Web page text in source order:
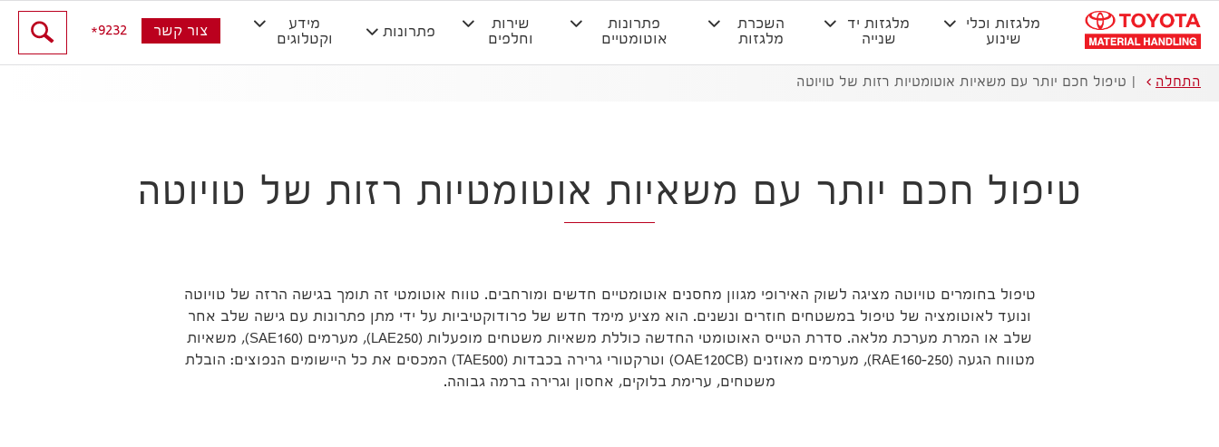
מלגזות וכלי
שינוע
מלגזות יד
שנייה
השכרת
מלגזות
פתרונות
אוטומטיים
שירות
וחלפים
פתרונות
מידע
וקטלוגים
צור קשר 9232
התחלה טיפול חכם יותר עם משאיות אוטומטיות רזות של טויוטה
טיפול חכם יותר עם משאיות אוטומטיות רזות של טויוטה
טיפול בחומרים טויוטה מציגה לשוק האירופי מגוון מחסנים אוטומטיים חדשים ומורחבים. טווח אוטומטי זה תומך בגישה הרזה של טויוטה
ונועד לאוטומציה של טיפול במשטחים חוזרים ונשנים. הוא מציע מימד חדש של פרודוקטיביות על ידי מתן פתרונות עם גישה שלב אחר
שלב או המרת מערכת מלאה. סדרת הטייס האוטומטי החדשה כוללת משאיות משטחים מופעלות (LAE250), מערמים (SAE160), משאיות
מטווח הגעה (RAE160-250), מערמים מאוזנים (OAE120CB) וטרקטורי גרירה בכבדות (TAE500) המכסים את כל היישומים הנפוצים: הובלת
משטחים, ערימת בלוקים, אחסון וגרירה ברמה גבוהה.